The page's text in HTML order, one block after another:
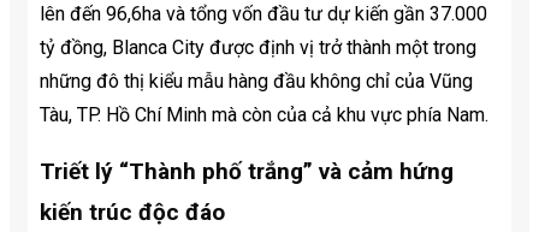
lên đến 96,6ha và tổng vốn đầu tư dự kiến gần 37.000
tỷ đồng, Blanca City được định vị trở thành một trong
những đô thị kiểu mẫu hàng đầu không chỉ của Vũng
Tàu, TP. Hồ Chí Minh mà còn của cả khu vực phía Nam.
Triết lý “Thành phố trắng” và cảm hứng
kiến trúc độc đáo